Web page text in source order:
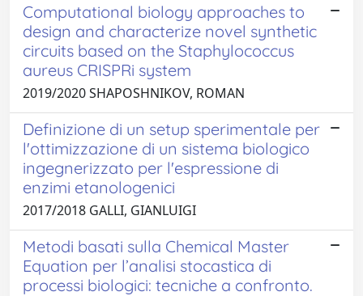
Computational biology approaches to
design and characterize novel synthetic
circuits based on the Staphylococcus
aureus CRISPRi system
2019/2020 SHAPOSHNIKOV, ROMAN
Definizione di un setup sperimentale per
l'ottimizzazione di un sistema biologico
ingegnerizzato per l'espressione di
enzimi etanologenici
2017/2018 GALLI, GIANLUIGI
Metodi basati sulla Chemical Master
Equation per l’analisi stocastica di
processi biologici: tecniche a confronto.